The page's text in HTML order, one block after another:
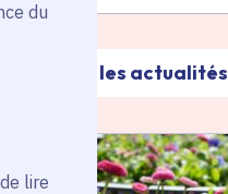
du
lire
Toutes les actualités